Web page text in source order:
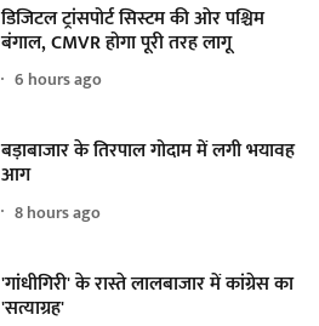
डिजिटल ट्रांसपोर्ट सिस्टम की ओर पश्चिम
बंगाल, CMVR होगा पूरी तरह लागू
6 hours ago
बड़ाबाजार के तिरपाल गोदाम में लगी भयावह
आग
8 hours ago
'गांधीगिरी' के रास्ते लालबाजार में कांग्रेस का
'सत्याग्रह'